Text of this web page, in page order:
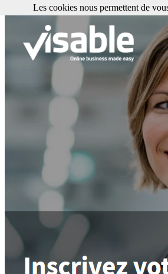
Les cookies nous permettent de